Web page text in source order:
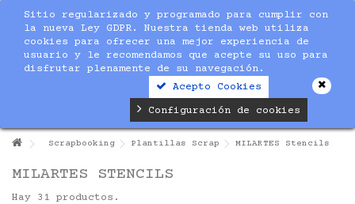
Sitio regularizado y programado para cumplir con
la nueva Ley GDPR. Nuestra tienda web utiliza
cookies para ofrecer una mejor experiencia de
usuario y le recomendamos que acepte su uso para
disfrutar plenamente de su navegación.
Acepto Cookies
Configuración de cookies
Scrapbooking Plantillas Scrap MILARTES Stencils
MILARTES STENCILS
Hay 31 productos.